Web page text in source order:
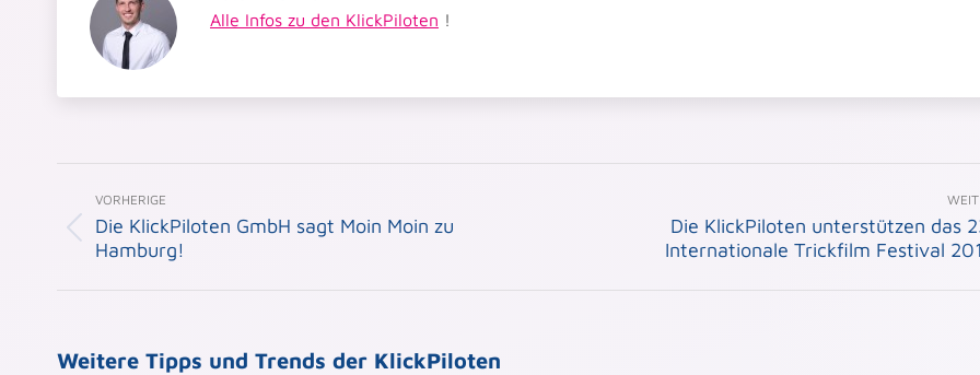
Alle Infos zu den KlickPiloten !
VORHERIGE
Vorheriger
Beitrag:
Die KlickPiloten GmbH sagt Moin Moin zu
Hamburg!
Die KlickPiloten unterstützen das
Internationale Trickfilm Festival
Weitere Tipps und Trends der KlickPiloten